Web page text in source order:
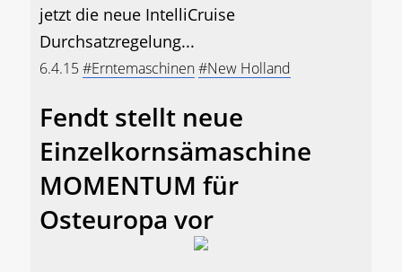
jetzt die neue IntelliCruise
Durchsatzregelung...
6.4.15#Erntemaschinen#New Holland
Fendt stellt neue
Einzelkornsämaschine
MOMENTUM für
Osteuropa vor